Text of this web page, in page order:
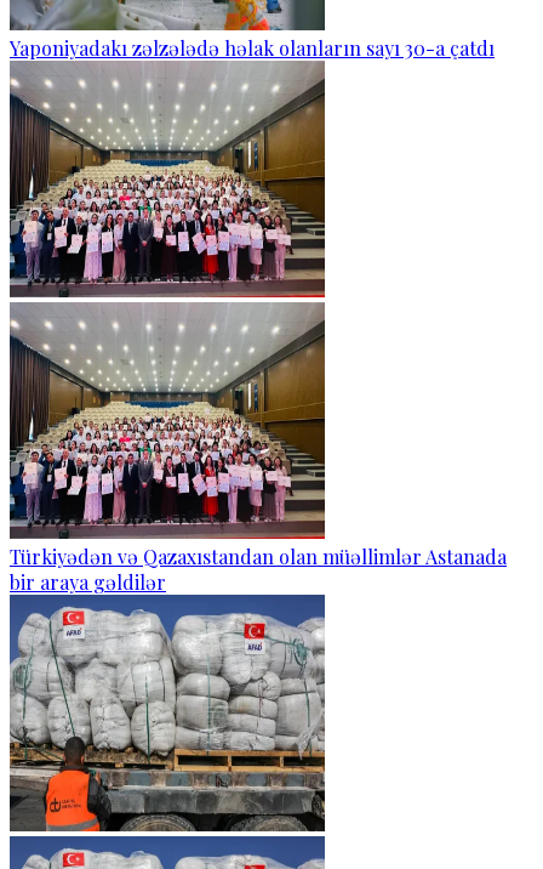
Yaponiyadakı zəlzələdə həlak olanların sayı 30-a çatdı
Türkiyədən və Qazaxıstandan olan müəllimlər Astanada
bir araya gəldilər